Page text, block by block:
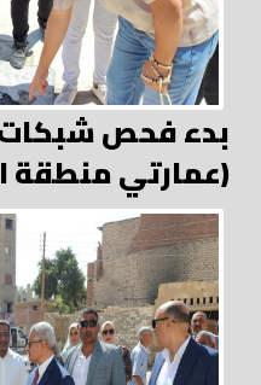
بدء فحص شبكات
عمارتي منطقة الـ(104)